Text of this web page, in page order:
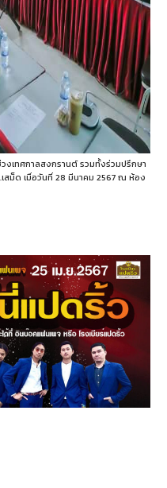
งเทศกาลสงกรานต์ รวมทั้งร่วมปรึกษา
สม็ด เมื่อวันที่ 28 มีนาคม 2567 ณ ห้อง